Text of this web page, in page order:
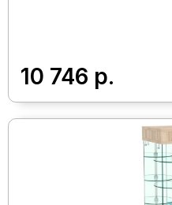
10 746 р.